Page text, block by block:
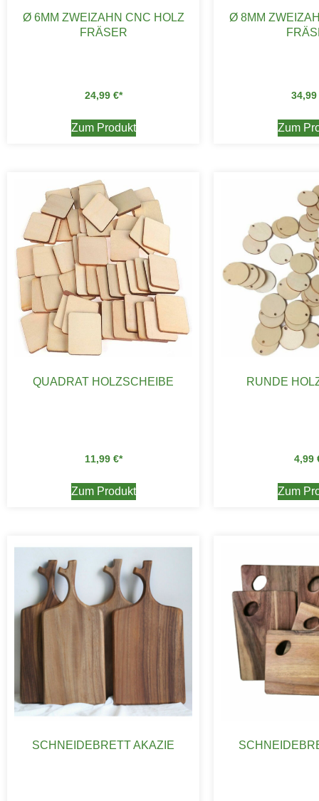
Ø 6MM ZWEIZAHN CNC HOLZ
FRÄSER
24,99 €
Zum Produkt
Ø 8MM
34,99
Zum
QUADRAT HOLZSCHEIBE
11,99 €
Zum Produkt
RUNDE
4,99
Zum
SCHNEIDEBRETT AKAZIE